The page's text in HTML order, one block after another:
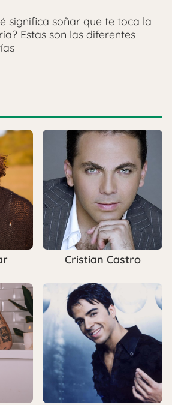
significa soñar que te toca la
Estas son las diferentes
Cristian Castro